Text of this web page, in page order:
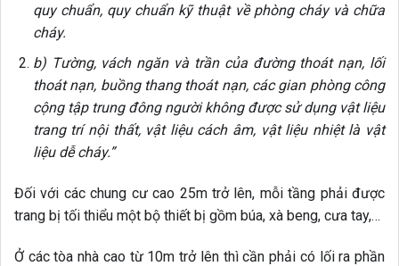
quy chuẩn, quy chuẩn kỹ thuật về phòng cháy và chữa
cháy.
b) Tường, vách ngăn và trần của đường thoát nạn, lối
thoát nạn, buồng thang thoát nạn, các gian phòng công
cộng tập trung đông người không được sử dụng vật liệu
trang trí nội thất, vật liệu cách âm, vật liệu nhiệt là vật
liệu dễ cháy.”
Đối với các chung cư cao 25m trở lên, mỗi tầng phải được
trang bị tối thiểu một bộ thiết bị gồm búa, xà beng, cưa tay,…
Ở các tòa nhà cao từ 10m trở lên thì cần phải có lối ra phần